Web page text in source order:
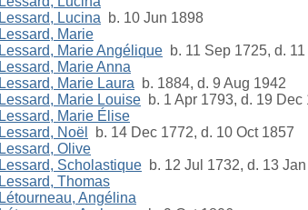
Lessard, Lucina b. 10 Jun 1898
Lessard, Marie
Lessard, Marie Angélique b. 11 Sep 1725, d.
Lessard, Marie Anna
Lessard, Marie Laura b. 1884, d. 9 Aug 1942
Lessard, Marie Louise b. 1 Apr 1793, d. 19 Dec
Lessard, Marie Élise
Lessard, Noël
b. 14 Dec 1772, d. 10 Oct 1857
Lessard, Olive
Lessard, Scholastique b. 12 Jul 1732, d. 13
Lessard, Thomas
Létourneau, Angélina